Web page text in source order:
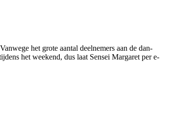
het grote aantal deelnemers aan de dan-
het weekend, dus laat Sensei Margaret per e-